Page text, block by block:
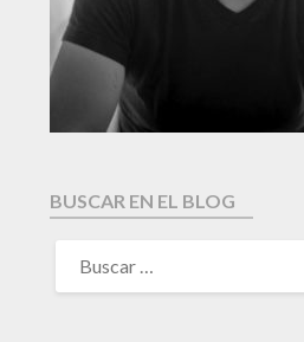
BUSCAR EN EL BLOG